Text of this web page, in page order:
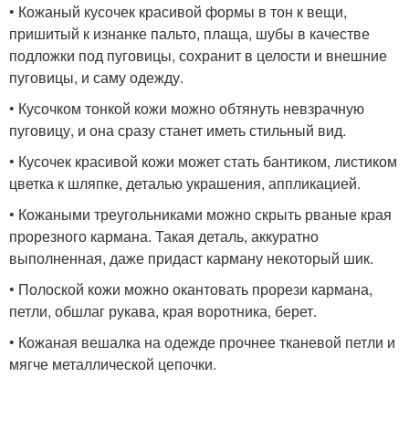
• Кожаный кусочек красивой формы в тон к вещи,
пришитый к изнанке пальто, плаща, шубы в качестве
подложки под пуговицы, сохранит в целости и внешние
пуговицы, и саму одежду.
• Кусочком тонкой кожи можно обтянуть невзрачную
пуговицу, и она сразу станет иметь стильный вид.
• Кусочек красивой кожи может стать бантиком, листиком
цветка к шляпке, деталью украшения, аппликацией.
• Кожаными треугольниками можно скрыть рваные края
прорезного кармана. Такая деталь, аккуратно
выполненная, даже придаст карману некоторый шик.
• Полоской кожи можно окантовать прорези кармана,
петли, обшлаг рукава, края воротника, берет.
• Кожаная вешалка на одежде прочнее тканевой петли и
мягче металлической цепочки.